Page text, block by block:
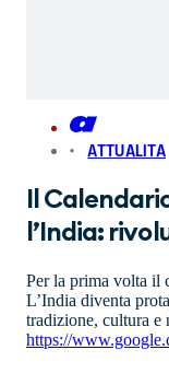
ATTUALITA
Il
l’India:
Per la prima volta il
L’India diventa
tradizione, cultura
https://